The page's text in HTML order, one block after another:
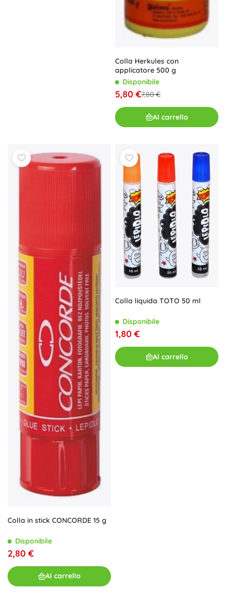
Colla Herkules con
applicatore 500 g
Disponibile
5,80 €7,80 €
Al carrello
Colla in stick CONCORDE 15 g
Disponibile
2,80 €
Al carrello
Colla liquida TOTO 50 ml
Disponibile
1,80 €
Al carrello